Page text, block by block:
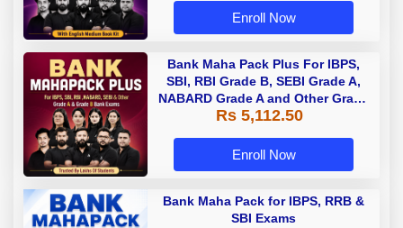
Enroll Now
Bank Maha Pack Plus For IBPS,
SBI, RBI Grade B, SEBI Grade A,
NABARD Grade A and Other Grade
A & Grade B Bank Exams
Rs 5,112.50
Enroll Now
Bank Maha Pack for IBPS, RRB &
SBI Exams